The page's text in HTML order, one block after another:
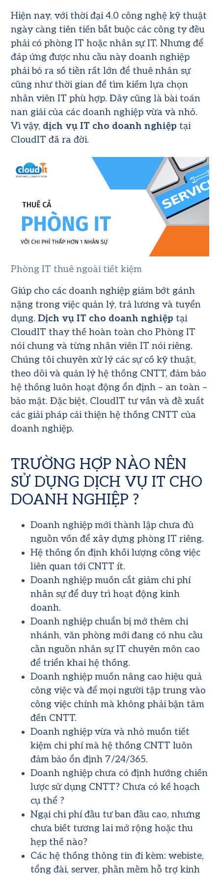
Hiện nay, với thời đại 4.0 công nghệ kỹ thuật
ngày càng tiên tiến bắt buộc các công ty đều
phải có phòng IT hoặc nhân sự IT. Nhưng để
đáp ứng được nhu cầu này doanh nghiệp
phải bỏ ra số tiền rất lớn để thuê nhân sự
cũng như thời gian để tìm kiếm lựa chọn
nhân viên IT phù hợp. Đây cũng là bài toán
nan giải của các doanh nghiệp vừa và nhỏ.
Vì vậy, dịch vụ IT cho doanh nghiệp tại
CloudIT đã ra đời.
Phòng IT thuê ngoài tiết kiệm
Giúp cho các doanh nghiệp giảm bớt gánh
nặng trong việc quản lý, trả lương và tuyển
dụng.Dịch vụ IT cho doanh nghiệp tại
CloudIT thay thế hoàn toàn cho Phòng IT
nói chung và từng nhân viên IT nói riêng.
Chúng tôi chuyên xử lý các sự cố kỹ thuật,
theo dõi và quản lý hệ thống CNTT, đảm bảo
hệ thống luôn hoạt động ổn định – an toàn –
bảo mật. Đặc biệt, CloudIT tư vấn và đề xuất
các giải pháp cải thiện hệ thống CNTT của
doanh nghiệp.
TRƯỜNG HỢP NÀO NÊN
SỬ DỤNG DỊCH VỤ IT CHO
DOANH NGHIỆP ?
Doanh nghiệp mới thành lập chưa đủ
nguồn vốn để xây dựng phòng IT riêng.
Hệ thống ổn định khối lượng công việc
liên quan tới CNTT ít.
Doanh nghiệp muốn cắt giảm chi phí
nhân sự để duy trì hoạt động kinh
doanh.
Doanh nghiệp chuẩn bị mở thêm chi
nhánh, văn phòng mới đang có nhu cầu
cần nguồn nhân sự IT chuyên môn cao
để triển khai hệ thống.
Doanh nghiệp muốn nâng cao hiệu quả
công việc và để mọi người tập trung vào
công việc chính mà không phải bận tâm
đến CNTT.
Doanh nghiệp vừa và nhỏ muốn tiết
kiệm chi phí mà hệ thống CNTT luôn
đảm bảo ổn định 7/24/365.
Doanh nghiệp chưa có định hướng chiến
lược sử dụng CNTT? Chưa có kế hoạch
cụ thể ?
Ngại chi phí đầu tư ban đầu cao, nhưng
chưa biết tương lai mở rộng hoặc thu
hẹp thế nào?
Các hệ thống thông tin đi kèm: webiste,
tổng đài, server, phần mềm hỗ trợ kinh